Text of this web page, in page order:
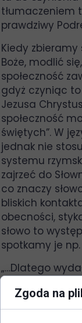
tłumaczeniem
prawdziwy
Kiedy zbieramy
Boże, modlić
społeczność
gdyż czyniąc
Jezusa
społeczność
świętych”. W
jednak nie
systemu
zajrzeć do
co znaczy
bliskich
obecności,
słowo to
spotkamy je
„…Dlatego
namiętności;
przyrodzone
naturze…”
Zgoda na